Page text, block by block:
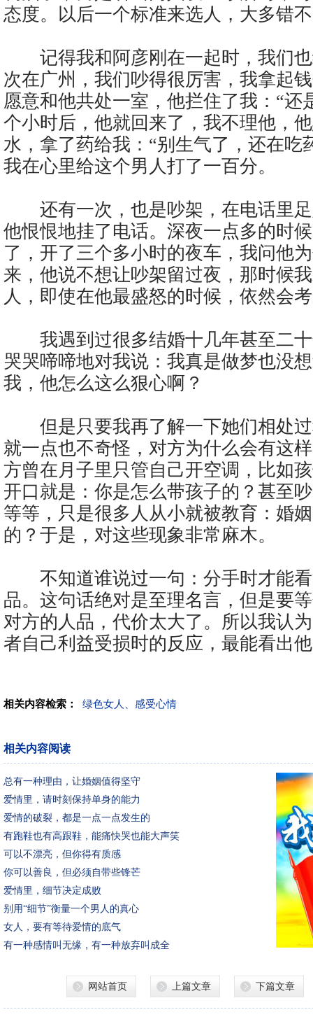
态度。以后一个标准来选人，大多错
记得我和阿彦刚在一起时，我们也
次在广州，我们吵得很厉害，我拿起
愿意和他共处一室，他拦住了我：“还
个小时后，他就回来了，我不理他，
水，拿了药给我：“别生气了，还在吃
我在心里给这个男人打了一百分。
还有一次，也是吵架，在电话里足
他恨恨地挂了电话。深夜一点多的时
了，开了三个多小时的夜车，我问他
来，他说不想让吵架留过夜，那时候
人，即使在他最盛怒的时候，依然会
我遇到过很多结婚十几年甚至二十
哭哭啼啼地对我说：我真是做梦也没
我，他怎么这么狠心啊？
但是只要我再了解一下她们相处过
就一点也不奇怪，对方为什么会有这
方曾在月子里只管自己开空调，比如
开口就是：你是怎么带孩子的？甚至
等等，只是很多人从小就被教育：婚
的？于是，对这些现象非常麻木。
不知道谁说过一句：分手时才能看
品。这句话绝对是至理名言，但是要
对方的人品，代价太大了。所以我认
者自己利益受损时的反应，最能看出
相关内容检索： 绿色女人、感受心情
相关内容阅读
总有一种理由，让婚姻值得坚守
爱情里，请时刻保持单身的能力
爱情的破裂，都是一点一点发生的
有跑鞋也有高跟鞋，能痛快哭也能大声笑
可以不漂亮，但你得有质感
你可以善良，但必须自带些锋芒
爱情里，细节决定成败
别用“细节”衡量一个男人的真心
女人，要有等待爱情的底气
有一种感情叫无缘，有一种放弃叫成全
网站首页 上篇文章 下篇文章